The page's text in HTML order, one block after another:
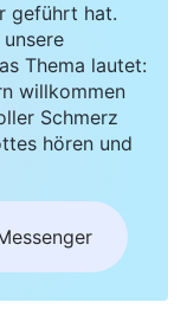
geführt hat.
Thema lautet:
willkommen
Schmerz
hören und